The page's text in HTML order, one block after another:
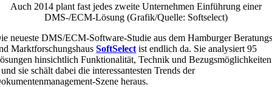
Auch 2014 plant fast jedes zweite Unternehmen Einführung einer
DMS-/ECM-Lösung (Grafik/Quelle: Softselect)
neueste DMS/ECM-Software-Studie aus dem Hamburger
MarktforschungshausSoftSelect ist endlich da. Sie analysiert 95
hinsichtlich Funktionalität, Technik und Bezugsmöglichkeiten
sie schält dabei die interessantesten Trends der
Szene heraus.